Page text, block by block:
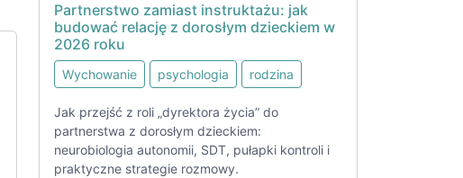
Partnerstwo zamiast instruktażu: jak
budować relację z dorosłym dzieckiem w
2026 roku
Wychowanie psychologia rodzina
Jak przejść z roli „dyrektora życia” do
partnerstwa z dorosłym dzieckiem:
neurobiologia autonomii, SDT, pułapki kontroli i
praktyczne strategie rozmowy.